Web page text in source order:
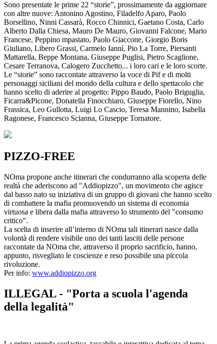
Sono presentate le prime 22 “storie”, prossimamente da aggiornare
con altre nuove: Antonino Agostino, Filadelfo Aparo, Paolo
Borsellino, Ninni Cassarà, Rocco Chinnici, Gaetano Costa, Carlo
Alberto Dalla Chiesa, Mauro De Mauro, Giovanni Falcone, Mario
Francese, Peppino mpastato, Paolo Giaccone, Giorgio Boris
Giuliano, Libero Grassi, Carmelo Iannì, Pio La Torre, Piersanti
Mattarella, Beppe Montana, Giuseppe Puglisi, Pietro Scaglione,
Cesare Terranova, Calogero Zucchetto... i loro cari e le loro scorte.
Le “storie” sono raccontate attraverso la voce di Pif e di molti
personaggi siciliani del mondo della cultura e dello spettacolo che
hanno scelto di aderire al progetto: Pippo Baudo, Paolo Briguglia,
Ficarra&Picone, Donatella Finocchiaro, Giuseppe Fiorello, Nino
Frassica, Leo Gullotta, Luigi Lo Cascio, Teresa Mannino, Isabella
Ragonese, Francesco Scianna, Giuseppe Tornatore.
PIZZO-FREE
NOma propone anche itinerari che condurranno alla scoperta delle
realtà che aderiscono ad "Addiopizzo", un movimento che agisce
dal basso nato su iniziativa di un gruppo di giovani che hanno scelto
di combattere la mafia promuovendo un sistema di economia
virtuosa e libera dalla mafia attraverso lo strumento del "consumo
critico".
La scelta di inserire all’interno di NOma tali itinerari nasce dalla
volontà di rendere visibile uno dei tanti lasciti delle persone
raccontate da NOma che, attraverso il proprio sacrificio, hanno,
appunto, risvegliato le coscienze e reso possibile una piccola
rivoluzione.
Per info: www.addiopizzo.org
ILLEGAL - "Porta a scuola l'agenda
della legalità"